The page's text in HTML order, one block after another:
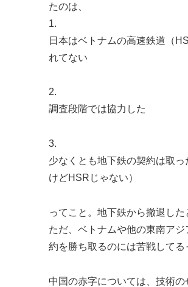
たのは、
1.
日本はベトナムの高速鉄道（
れてない
2.
調査段階では協力した
3.
少なくとも地下鉄の契約は取
けどHSRじゃない）
ってこと。地下鉄から撤退した
ただ、ベトナムや他の東南ア
約を勝ち取るのには苦戦してる
中国の赤字については、技術の